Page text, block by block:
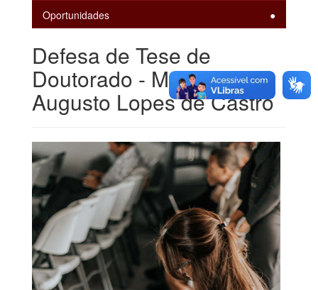
Oportunidades
Defesa de Tese de
Doutorado - Mario
Augusto Lopes de Castro